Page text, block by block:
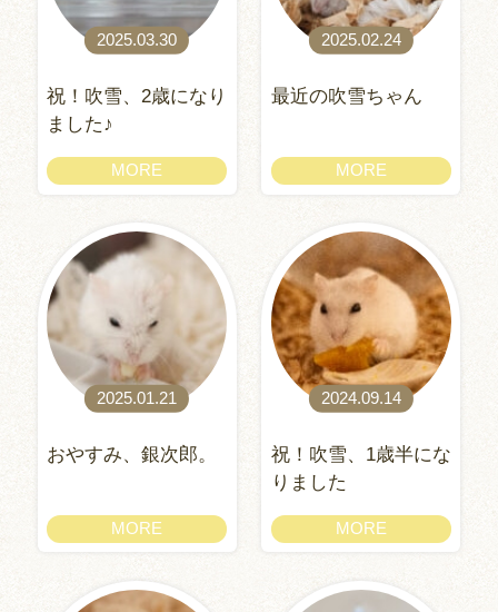
2025.03.30
祝！吹雪、2歳になり
ました♪
MORE
2025.02.24
最近の吹雪ちゃん
MORE
2025.01.21
おやすみ、銀次郎。
MORE
2024.09.14
祝！吹雪、1歳半にな
りました
MORE